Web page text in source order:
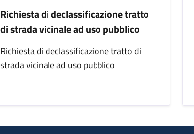
Richiesta di declassificazione tratto
di strada vicinale ad uso pubblico
Richiesta di declassificazione tratto di
strada vicinale ad uso pubblico